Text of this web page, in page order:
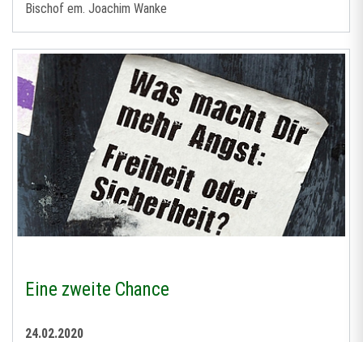
Bischof em. Joachim Wanke
Eine zweite Chance
24.02.2020